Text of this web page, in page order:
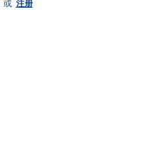
或 注册